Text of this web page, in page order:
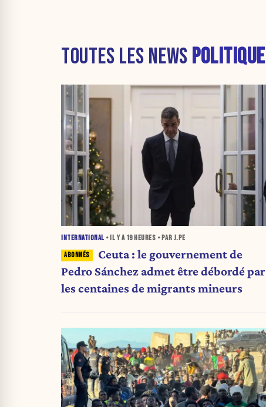
TOUTES LES NEWS POLITIQUE
INTERNATIONAL • IL Y A 19 HEURES • PAR J.PE
Ceuta : le gouvernement de
Pedro Sánchez admet être débordé par
les centaines de migrants mineurs